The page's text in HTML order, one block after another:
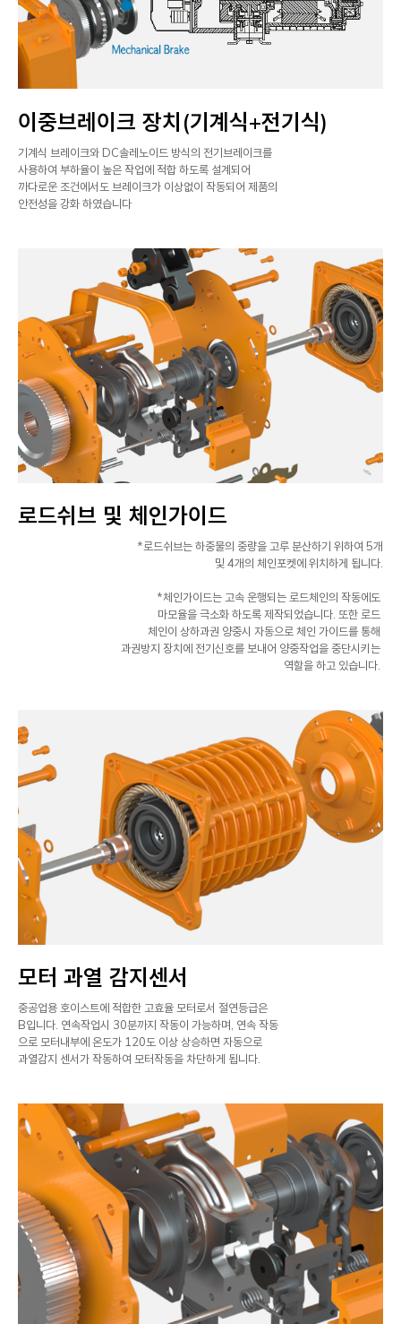
이중브레이크 장치(기계식+전기식)
기계식 브레이크와 DC솔레노이드 방식의 전기브레이크를
사용하여 부하율이 높은 작업에 적합 하도록 설계되어
까다로운 조건에서도 브레이크가 이상없이 작동되어 제품의
안전성을 강화 하였습니다
로드쉬브 및 체인가이드
*로드쉬브는 하중물의 중량을 고루 분산하기 위하여 5개
및 4개의 체인포켓에 위치하게 됩니다.
*체인가이드는 고속 운행되는 로드체인의 작동에도
마모율을 극소화 하도록 제작되었습니다. 또한 로드
체인이 상하과권 양중시 자동으로 체인 가이드를 통해
과권방지 장치에 전기신호를 보내어 양중작업을 중단시키는
역할을 하고 있습니다.
모터 과열 감지센서
중공업용 호이스트에 적합한 고효율 모터로서 절연등급은
B입니다. 연속작업시 30분까지 작동이 가능하며, 연속 작동
으로 모터내부에 온도가 120도 이상 상승하면 자동으로
과열감지 센서가 작동하여 모터작동을 차단하게 됩니다.